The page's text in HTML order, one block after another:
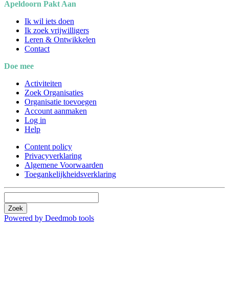
Apeldoorn Pakt Aan
Ik wil iets doen
Ik zoek vrijwilligers
Leren & Ontwikkelen
Contact
Doe mee
Activiteiten
Zoek Organisaties
Organisatie toevoegen
Account aanmaken
Log in
Help
Content policy
Privacyverklaring
Algemene Voorwaarden
Toegankelijkheidsverklaring
Zoek
Powered by Deedmob tools